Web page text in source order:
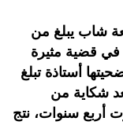
شاب يبلغ من
في قضية مثيرة
أستاذة تبلغ
بعد شكاية من
أربع سنوات، نتج